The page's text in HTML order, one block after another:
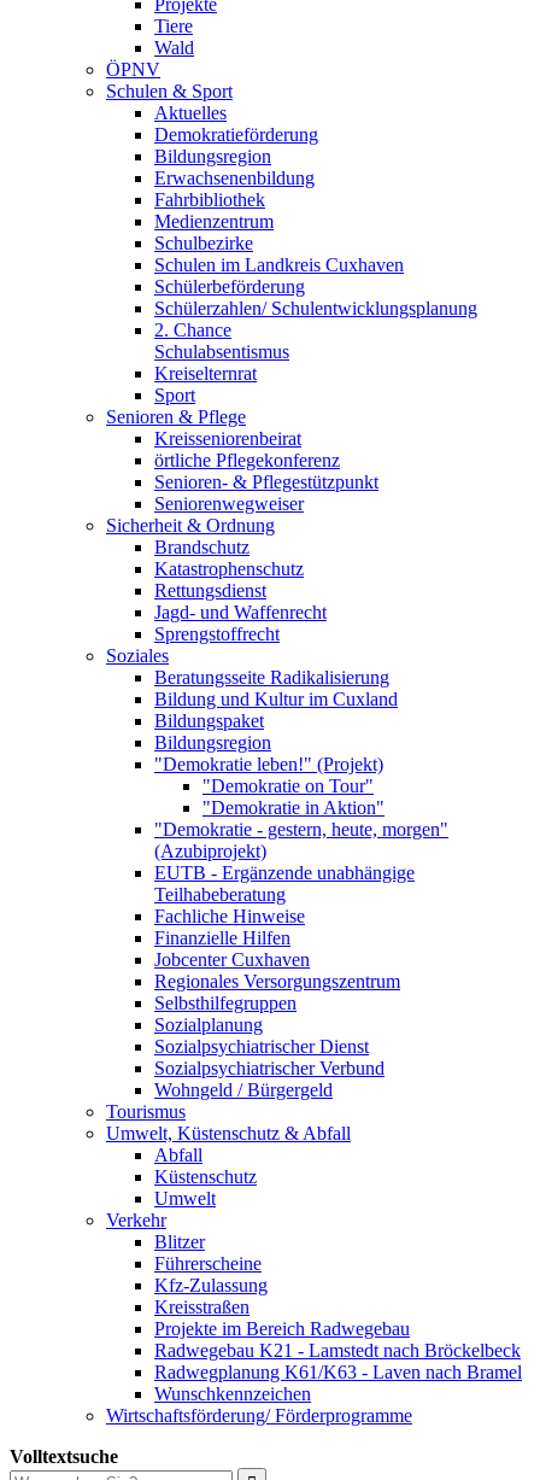
Projekte
Tiere
Wald
ÖPNV
Schulen & Sport
Aktuelles
Demokratieförderung
Bildungsregion
Erwachsenenbildung
Fahrbibliothek
Medienzentrum
Schulbezirke
Schulen im Landkreis Cuxhaven
Schülerbeförderung
Schülerzahlen/ Schulentwicklungsplanung
2. Chance
Schulabsentismus
Kreiselternrat
Sport
Senioren & Pflege
Kreisseniorenbeirat
örtliche Pflegekonferenz
Senioren- & Pflegestützpunkt
Seniorenwegweiser
Sicherheit & Ordnung
Brandschutz
Katastrophenschutz
Rettungsdienst
Jagd- und Waffenrecht
Sprengstoffrecht
Soziales
Beratungsseite Radikalisierung
Bildung und Kultur im Cuxland
Bildungspaket
Bildungsregion
"Demokratie leben!" (Projekt)
"Demokratie on Tour"
"Demokratie in Aktion"
"Demokratie - gestern, heute, morgen"
(Azubiprojekt)
EUTB - Ergänzende unabhängige
Teilhabeberatung
Fachliche Hinweise
Finanzielle Hilfen
Jobcenter Cuxhaven
Regionales Versorgungszentrum
Selbsthilfegruppen
Sozialplanung
Sozialpsychiatrischer Dienst
Sozialpsychiatrischer Verbund
Wohngeld / Bürgergeld
Tourismus
Umwelt, Küstenschutz & Abfall
Abfall
Küstenschutz
Umwelt
Verkehr
Blitzer
Führerscheine
Kfz-Zulassung
Kreisstraßen
Projekte im Bereich Radwegebau
Radwegebau K21 - Lamstedt nach Bröckelbeck
Radwegplanung K61/K63 - Laven nach Bramel
Wunschkennzeichen
Wirtschaftsförderung/ Förderprogramme
Volltextsuche